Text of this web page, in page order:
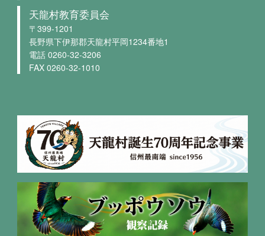
天龍村教育委員会
〒399-1201
長野県下伊那郡天龍村平岡1234番地1
電話 0260-32-3206
FAX 0260-32-1010